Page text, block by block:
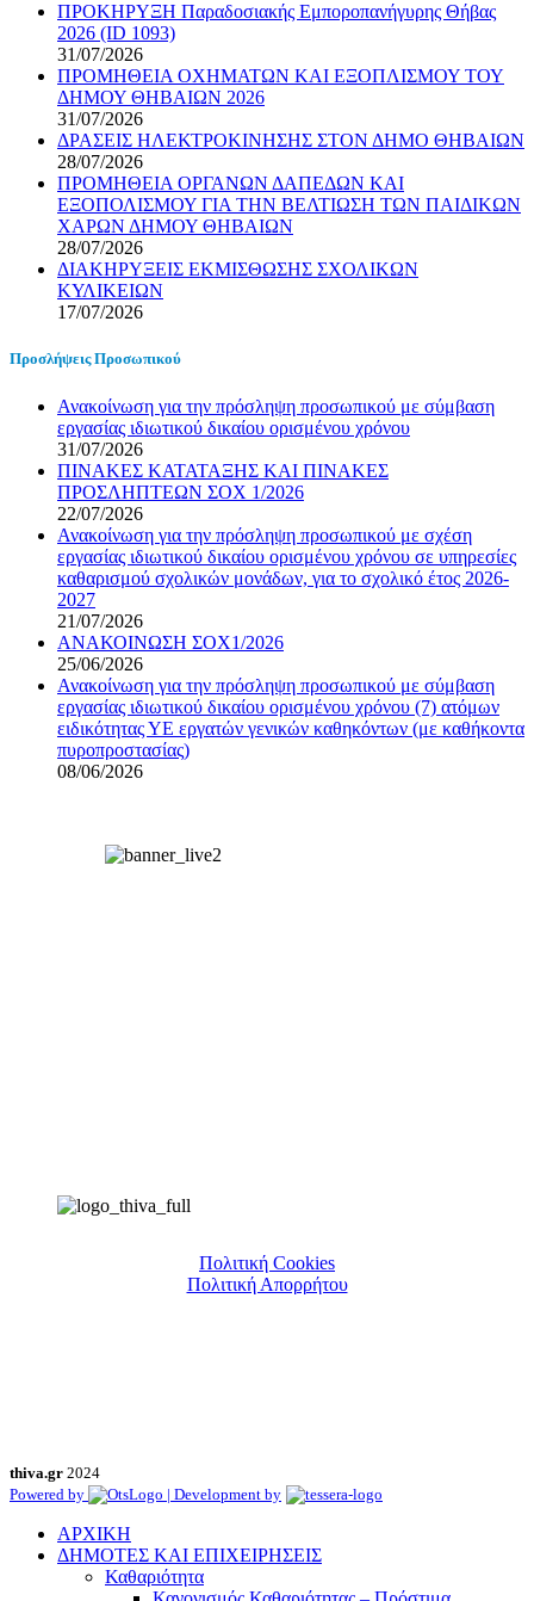
ΠΡΟΚΗΡΥΞΗ Παραδοσιακής Εμποροπανήγυρης Θήβας
2026 (ID 1093)
31/07/2026
ΠΡΟΜΗΘΕΙΑ ΟΧΗΜΑΤΩΝ ΚΑΙ ΕΞΟΠΛΙΣΜΟΥ ΤΟΥ
ΔΗΜΟΥ ΘΗΒΑΙΩΝ 2026
31/07/2026
ΔΡΑΣΕΙΣ ΗΛΕΚΤΡΟΚΙΝΗΣΗΣ ΣΤΟΝ ΔΗΜΟ ΘΗΒΑΙΩΝ
28/07/2026
ΠΡΟΜΗΘΕΙΑ ΟΡΓΑΝΩΝ ΔΑΠΕΔΩΝ ΚΑΙ
ΕΞΟΠΟΛΙΣΜΟΥ ΓΙΑ ΤΗΝ ΒΕΛΤΙΩΣΗ ΤΩΝ ΠΑΙΔΙΚΩΝ
ΧΑΡΩΝ ΔΗΜΟΥ ΘΗΒΑΙΩΝ
28/07/2026
ΔΙΑΚΗΡΥΞΕΙΣ ΕΚΜΙΣΘΩΣΗΣ ΣΧΟΛΙΚΩΝ
ΚΥΛΙΚΕΙΩΝ
17/07/2026
Προσλήψεις Προσωπικού
Ανακοίνωση για την πρόσληψη προσωπικού με σύμβαση
εργασίας ιδιωτικού δικαίου ορισμένου χρόνου
31/07/2026
ΠΙΝΑΚΕΣ ΚΑΤΑΤΑΞΗΣ ΚΑΙ ΠΙΝΑΚΕΣ
ΠΡΟΣΛΗΠΤΕΩΝ ΣΟΧ 1/2026
22/07/2026
Ανακοίνωση για την πρόσληψη προσωπικού με σχέση
εργασίας ιδιωτικού δικαίου ορισμένου χρόνου σε υπηρεσίες
καθαρισμού σχολικών μονάδων, για το σχολικό έτος 2026-
2027
21/07/2026
ΑΝΑΚΟΙΝΩΣΗ ΣΟΧ1/2026
25/06/2026
Ανακοίνωση για την πρόσληψη προσωπικού με σύμβαση
εργασίας ιδιωτικού δικαίου ορισμένου χρόνου (7) ατόμων
ειδικότητας ΥΕ εργατών γενικών καθηκόντων (με καθήκοντα
πυροπροστασίας)
08/06/2026
Πολιτική Cookies
Πολιτική Απορρήτου
thiva.gr 2024
Powered by
| Development by
ΑΡΧΙΚΗ
ΔΗΜΟΤΕΣ ΚΑΙ ΕΠΙΧΕΙΡΗΣΕΙΣ
Καθαριότητα